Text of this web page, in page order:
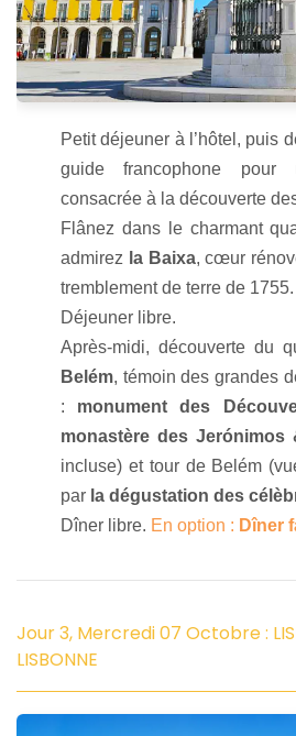
Petit déjeuner à l’hôtel, puis
guide francophone pour
consacrée à la découverte
Flânez dans le charmant
admirez la Baixa, cœur
tremblement de terre de 1755.
Déjeuner libre.
Après-midi, découverte du
Belém, témoin des grandes
: monument des
monastère des Jerónimos
incluse) et tour de Belém
par la dégustation des
Dîner libre. En option : Dîner
Jour 3, Mercredi 07 Octobre :
LISBONNE